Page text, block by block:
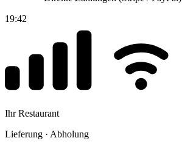
19:42
Ihr Restaurant
Lieferung · Abholung